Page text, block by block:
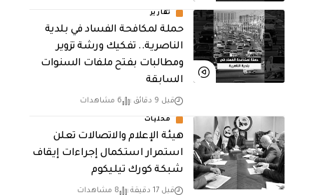
تقارير
حملة لمكافحة الفساد في بلدية
الناصرية.. تفكيك ورشة تزوير
ومطالبات بفتح ملفات السنوات
السابقة
قبل 9 دقائق 6 مشاهدات
محليات
هيئة الإعلام والاتصالات تعلن
استمرار استكمال إجراءات إيقاف
شبكة كورك تيليكوم
قبل 17 دقيقة 8 مشاهدات